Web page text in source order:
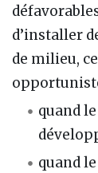
d’installer
de milieu,
quand
quand